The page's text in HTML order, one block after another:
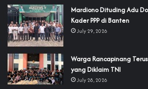
‎Mardiono Dituding Adu
Kader PPP di Banten
July 29, 2026
‎Warga Rancapinang
yang Diklaim TNI‎‎
July 28, 2026